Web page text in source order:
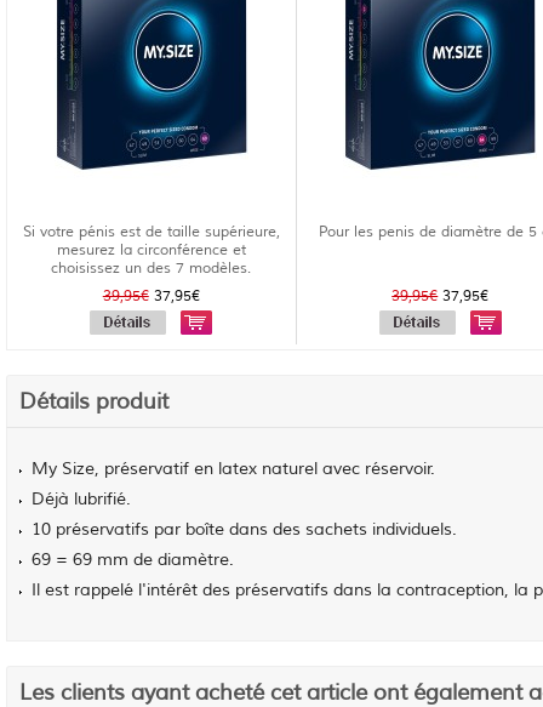
Si votre pénis est de taille supérieure,
mesurez la circonférence et
choisissez un des 7 modèles.
39,95€37,95€
Pour les penis de diamètre de 5
39,95€37,95€
Détails produit
My Size, préservatif en latex naturel avec réservoir.
Déjà lubrifié.
10 préservatifs par boîte dans des sachets individuels.
69 = 69 mm de diamètre.
Il est rappelé l'intérêt des préservatifs dans la contraception, la
Les clients ayant acheté cet article ont également